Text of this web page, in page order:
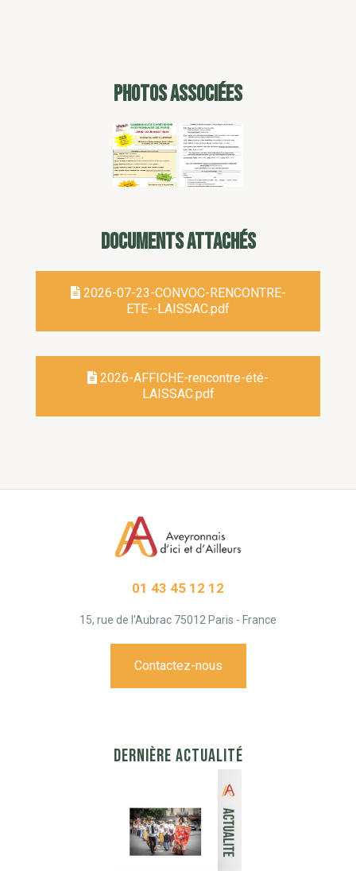
PHOTOS ASSOCIÉES
DOCUMENTS ATTACHÉS
2026-07-23-CONVOC-RENCONTRE-
ETE--LAISSAC.pdf
2026-AFFICHE-rencontre-été-
LAISSAC.pdf
01 43 45 12 12
15, rue de l'Aubrac 75012 Paris - France
Contactez-nous
DERNIÈRE ACTUALITÉ